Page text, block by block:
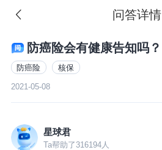
 问答详情
防癌险会有健康告知吗？
防癌险 核保
2021-05-08
星球君
Ta帮助了 316194人